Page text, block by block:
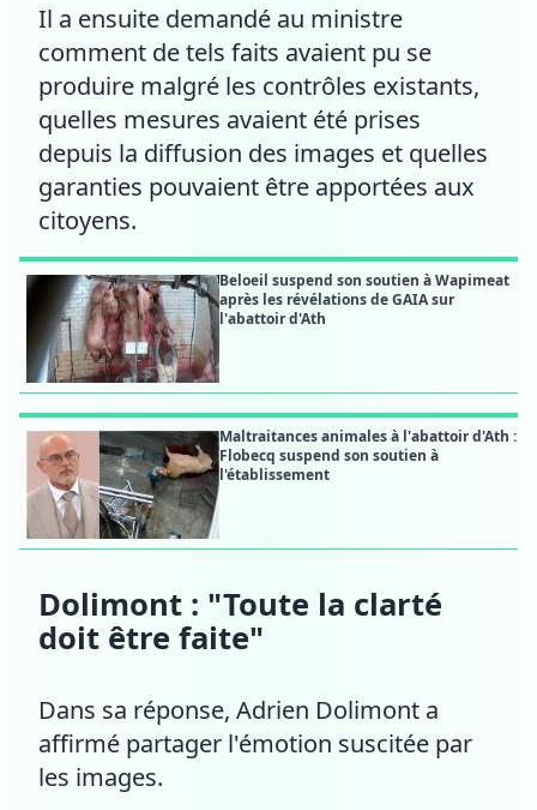
Il a ensuite demandé au ministre
comment de tels faits avaient pu se
produire malgré les contrôles existants,
quelles mesures avaient été prises
depuis la diffusion des images et quelles
garanties pouvaient être apportées aux
citoyens.
Beloeil suspend son soutien à Wapimeat
après les révélations de GAIA sur
l'abattoir d'Ath
Maltraitances animales à l'abattoir d'Ath :
Flobecq suspend son soutien à
l'établissement
Dolimont : "Toute la clarté
doit être faite"
Dans sa réponse, Adrien Dolimont a
affirmé partager l'émotion suscitée par
les images.